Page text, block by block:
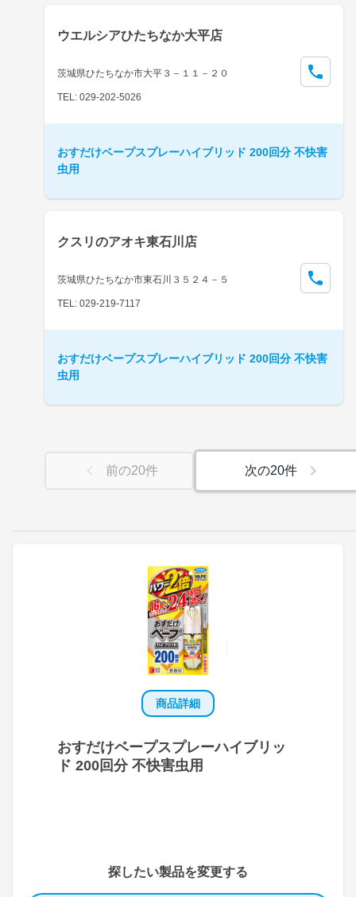
商品詳細
おすだけベープスプレーハイブリッ
ド 200回分 不快害虫用
探したい製品を変更する
ウエルシアひたちなか大平店
茨城県ひたちなか市大平３－１１－２０
TEL: 029-202-5026
おすだけベープスプレーハイブリッド 200回分 不快害
虫用
クスリのアオキ東石川店
茨城県ひたちなか市東石川３５２４－５
TEL: 029-219-7117
おすだけベープスプレーハイブリッド 200回分 不快害
虫用
前の20件 次の20件